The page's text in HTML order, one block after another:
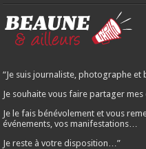
“Je suis journaliste, photographe et
Je souhaite vous faire partager
Je le fais bénévolement et vous
événements, vos manifestations…
Je reste à votre disposition…”